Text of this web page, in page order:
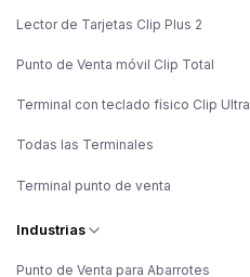
Lector de Tarjetas Clip Plus 2
Punto de Venta móvil Clip Total
Terminal con teclado físico Clip Ultra
Todas las Terminales
Terminal punto de venta
Industrias
Punto de Venta para Abarrotes